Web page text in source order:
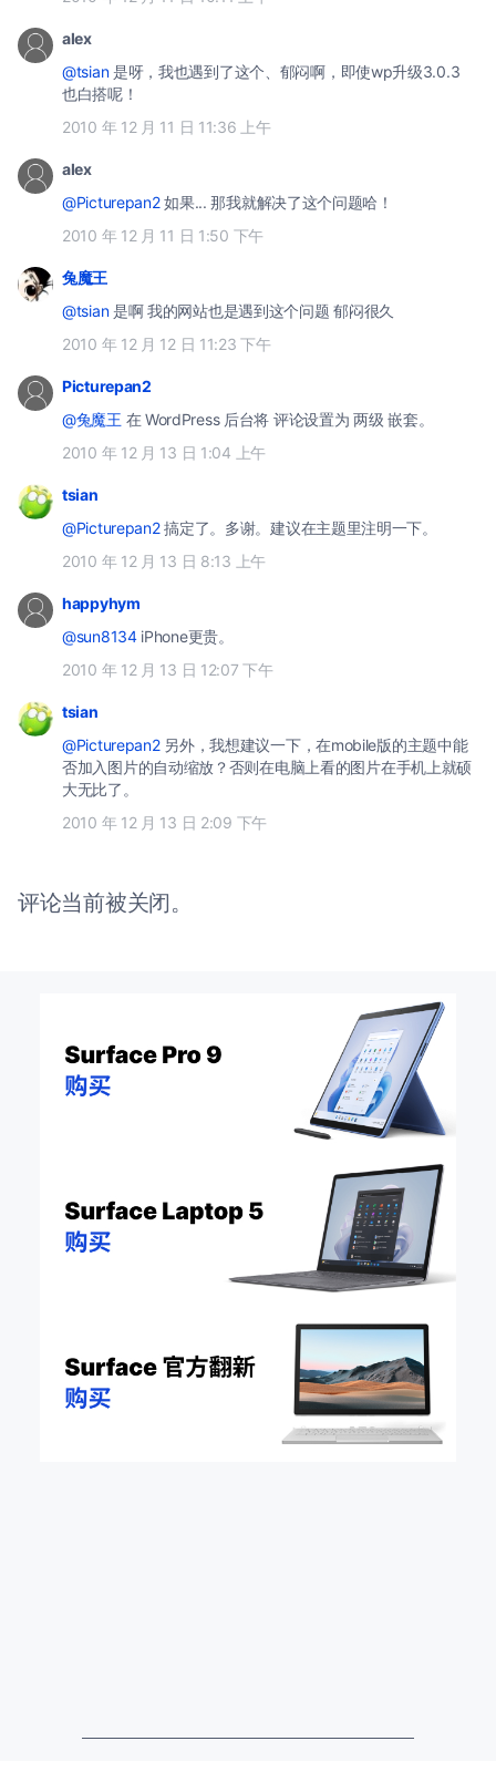
alex
@tsian是呀，我也遇到了这个、郁闷啊，即使wp升级3.0.3
也白搭呢！
2010 年 12 月 11 日 11:36 上午
alex
@Picturepan2如果... 那我就解决了这个问题哈！
2010 年 12 月 11 日 1:50 下午
兔魔王
@tsian是啊 我的网站也是遇到这个问题 郁闷很久
2010 年 12 月 12 日 11:23 下午
Picturepan2
@兔魔王 在 WordPress 后台将 评论设置为 两级 嵌套。
2010 年 12 月 13 日 1:04 上午
tsian
@Picturepan2搞定了。多谢。建议在主题里注明一下。
2010 年 12 月 13 日 8:13 上午
happyhym
@sun8134iPhone更贵。
2010 年 12 月 13 日 12:07 下午
tsian
@Picturepan2另外，我想建议一下，在mobile版的主题中能
否加入图片的自动缩放？否则在电脑上看的图片在手机上就硕
大无比了。
2010 年 12 月 13 日 2:09 下午
评论当前被关闭。